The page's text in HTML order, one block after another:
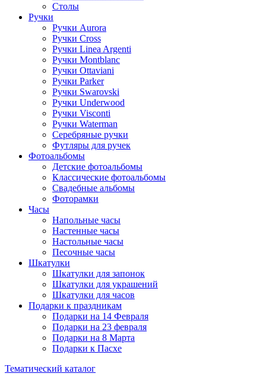
Столы
Ручки
Ручки Aurora
Ручки Cross
Ручки Linea Argenti
Ручки Montblanc
Ручки Ottaviani
Ручки Parker
Ручки Swarovski
Ручки Underwood
Ручки Visconti
Ручки Waterman
Серебряные ручки
Футляры для ручек
Фотоальбомы
Детские фотоальбомы
Классические фотоальбомы
Свадебные альбомы
Фоторамки
Часы
Напольные часы
Настенные часы
Настольные часы
Песочные часы
Шкатулки
Шкатулки для запонок
Шкатулки для украшений
Шкатулки для часов
Подарки к праздникам
Подарки на 14 Февраля
Подарки на 23 февраля
Подарки на 8 Марта
Подарки к Пасхе
Тематический каталог